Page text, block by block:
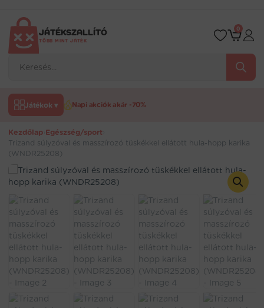
tartalomraJÁTÉKSZALLÍTÓ
TÖBB MINT JÁTÉK
search
0
Játékok ▾ Napi akciók akár -70%
Kezdőlap Egészség/sport
Trizand súlyzóval és masszírozó tüskékkel ellátott hula-hopp karika
(WNDR25208)